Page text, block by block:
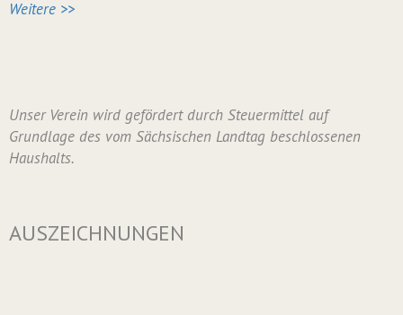
Weitere >>
Unser Verein wird gefördert durch Steuermittel auf
Grundlage des vom Sächsischen Landtag beschlossenen
Haushalts.
AUSZEICHNUNGEN